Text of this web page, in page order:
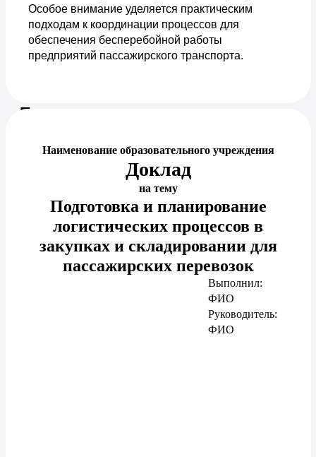
Особое внимание уделяется практическим
подходам к координации процессов для
обеспечения бесперебойной работы
предприятий пассажирского транспорта.
Предпросмотр документа
Наименование образовательного учреждения
Доклад
на тему
Подготовка и планирование
логистических процессов в
закупках и складировании для
пассажирских перевозок
Выполнил:
ФИО
Руководитель:
ФИО